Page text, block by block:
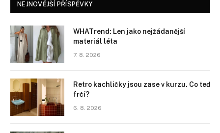
NEJNOVĚJŠÍ PŘÍSPĚVKY
WHATrend: Len jako nejžádanější
materiál léta
7. 8. 2026
Retro kachličky jsou zase v kurzu. Co teď
frčí?
6. 8. 2026